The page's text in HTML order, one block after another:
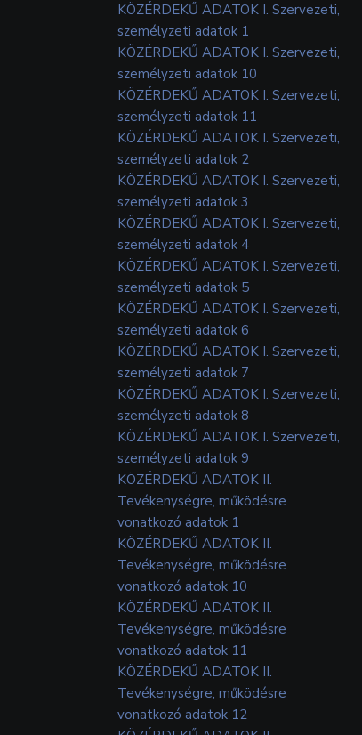
KÖZÉRDEKŰ ADATOK I. Szervezeti,
személyzeti adatok 1
KÖZÉRDEKŰ ADATOK I. Szervezeti,
személyzeti adatok 10
KÖZÉRDEKŰ ADATOK I. Szervezeti,
személyzeti adatok 11
KÖZÉRDEKŰ ADATOK I. Szervezeti,
személyzeti adatok 2
KÖZÉRDEKŰ ADATOK I. Szervezeti,
személyzeti adatok 3
KÖZÉRDEKŰ ADATOK I. Szervezeti,
személyzeti adatok 4
KÖZÉRDEKŰ ADATOK I. Szervezeti,
személyzeti adatok 5
KÖZÉRDEKŰ ADATOK I. Szervezeti,
személyzeti adatok 6
KÖZÉRDEKŰ ADATOK I. Szervezeti,
személyzeti adatok 7
KÖZÉRDEKŰ ADATOK I. Szervezeti,
személyzeti adatok 8
KÖZÉRDEKŰ ADATOK I. Szervezeti,
személyzeti adatok 9
KÖZÉRDEKŰ ADATOK II.
Tevékenységre, működésre
vonatkozó adatok 1
KÖZÉRDEKŰ ADATOK II.
Tevékenységre, működésre
vonatkozó adatok 10
KÖZÉRDEKŰ ADATOK II.
Tevékenységre, működésre
vonatkozó adatok 11
KÖZÉRDEKŰ ADATOK II.
Tevékenységre, működésre
vonatkozó adatok 12